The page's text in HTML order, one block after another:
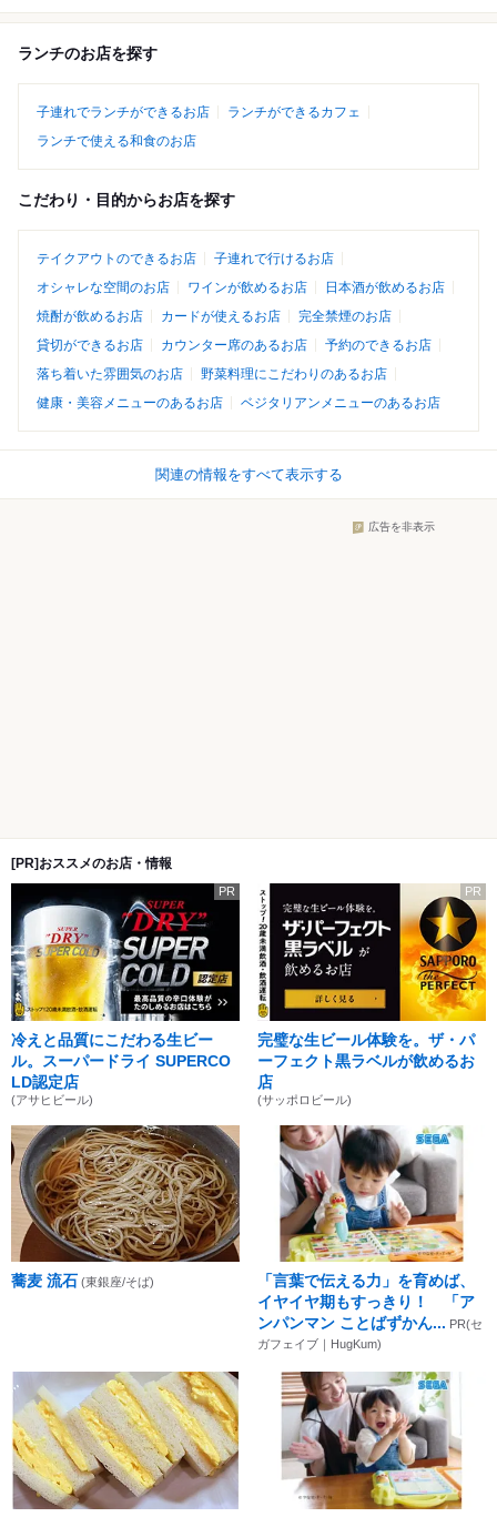
ランチのお店を探す
子連れでランチができるお店
ランチができるカフェ
ランチで使える和食のお店
こだわり・目的からお店を探す
テイクアウトのできるお店
子連れで行けるお店
オシャレな空間のお店
ワインが飲めるお店
日本酒が飲めるお店
焼酎が飲めるお店
カードが使えるお店
完全禁煙のお店
貸切ができるお店
カウンター席のあるお店
予約のできるお店
落ち着いた雰囲気のお店
野菜料理にこだわりのあるお店
健康・美容メニューのあるお店
ベジタリアンメニューのあるお店
関連の情報をすべて表示する
広告を非表示
[PR]おススメのお店・情報
PR
冷えと品質にこだわる生ビー
ル。スーパードライ SUPERCO
LD認定店
(アサヒビール)
PR
完璧な生ビール体験を。ザ・パ
ーフェクト黒ラベルが飲めるお
店
(サッポロビール)
蕎麦 流石 (東銀座/そば)
「言葉で伝える力」を育めば、
イヤイヤ期もすっきり！ 「ア
ンパンマン ことばずかん... PR(セ
ガフェイブ｜HugKum)